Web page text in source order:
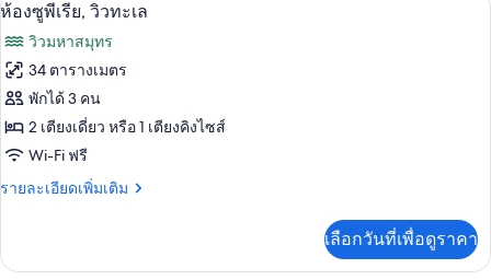
ห้อง
พรีเมียม,
วิว
ทะเล
ภาพถ่าย
ทั้งหมด
ของ
ห้อง
ซู
พี
วิว
5
ห้องซูพีเรีย, วิวทะเล
วิวมหาสมุทร
34 ตารางเมตร
พักได้ 3 คน
2 เตียงเดี่ยว หรือ 1 เตียงคิงไซส์
Wi-Fi ฟรี
รายละเอียดเพิ่มเติม
ราย
เกี่ยว
เลือกวันที่เพื่อดูราคา